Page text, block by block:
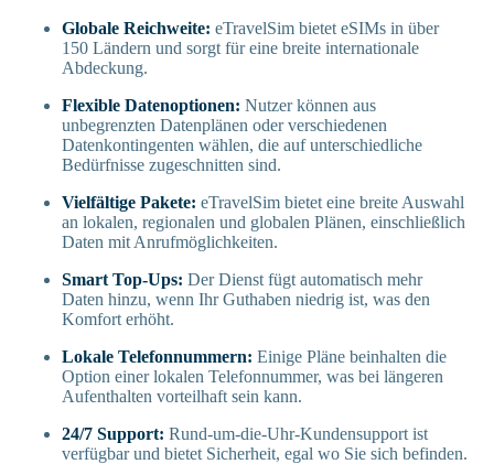
Globale Reichweite: eTravelSim bietet eSIMs in über
150 Ländern und sorgt für eine breite internationale
Abdeckung.
Flexible Datenoptionen: Nutzer können aus
unbegrenzten Datenplänen oder verschiedenen
Datenkontingenten wählen, die auf unterschiedliche
Bedürfnisse zugeschnitten sind.
Vielfältige Pakete: eTravelSim bietet eine breite Auswahl
an lokalen, regionalen und globalen Plänen, einschließlich
Daten mit Anrufmöglichkeiten.
Smart Top-Ups: Der Dienst fügt automatisch mehr
Daten hinzu, wenn Ihr Guthaben niedrig ist, was den
Komfort erhöht.
Lokale Telefonnummern: Einige Pläne beinhalten die
Option einer lokalen Telefonnummer, was bei längeren
Aufenthalten vorteilhaft sein kann.
24/7 Support: Rund-um-die-Uhr-Kundensupport ist
verfügbar und bietet Sicherheit, egal wo Sie sich befinden.